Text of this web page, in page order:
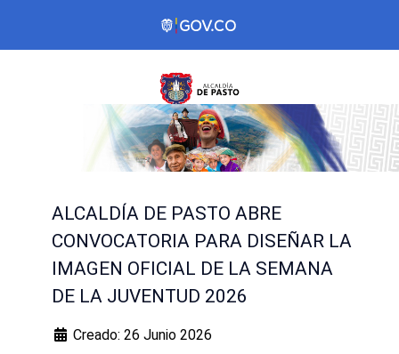
ALCALDÍA DE PASTO ABRE
CONVOCATORIA PARA DISEÑAR LA
IMAGEN OFICIAL DE LA SEMANA
DE LA JUVENTUD 2026
Creado: 26 Junio 2026